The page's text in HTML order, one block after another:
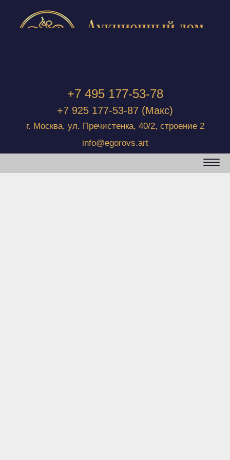
+7 495 177-53-78
+7 925 177-53-87 (Макс)
г. Москва, ул. Пречистенка, 40/2, строение 2
info@egorovs.art